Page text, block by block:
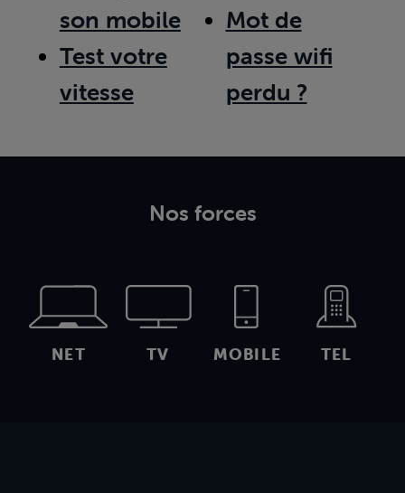
son mobile
Test votre
vitesse
Mot de
passe wifi
perdu ?
Nos forces
NET TV MOBILE TEL